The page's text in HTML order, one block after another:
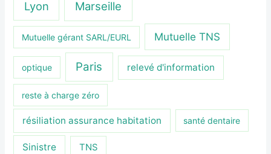
Lyon Marseille
Mutuelle gérant SARL/EURL Mutuelle TNS
optique Paris relevé d'information
reste à charge zéro
résiliation assurance habitation santé dentaire
Sinistre TNS